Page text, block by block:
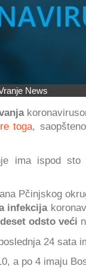
News
toga,
ima ispod sto
Pčinjskog
infekcija
odsto veći
24 sata
a po 4 imaju